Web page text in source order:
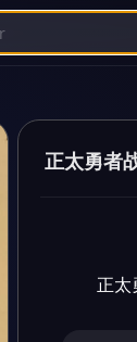
正太勇者
正